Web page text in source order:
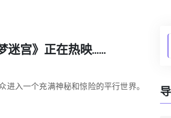
迷宫》正在热映……
入一个充满神秘和惊险的平行世界。